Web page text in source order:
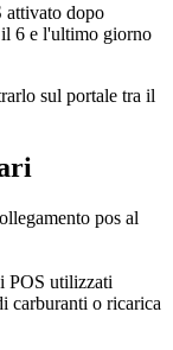
attivato dopo
il 6 e l'ultimo giorno
sul portale tra il
pos al
POS utilizzati
carburanti o ricarica